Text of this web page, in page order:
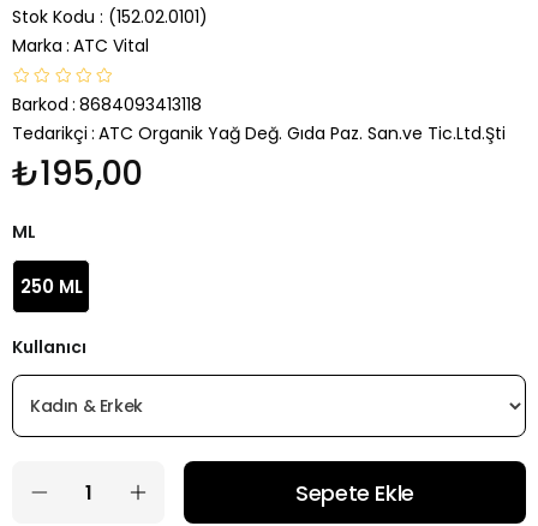
Stok Kodu
(152.02.0101)
Marka : ATC Vital
Barkod : 8684093413118
Tedarikçi : ATC Organik Yağ Değ. Gıda Paz. San.ve Tic.Ltd.Şti
₺195,00
ML
250 ML
Kullanıcı